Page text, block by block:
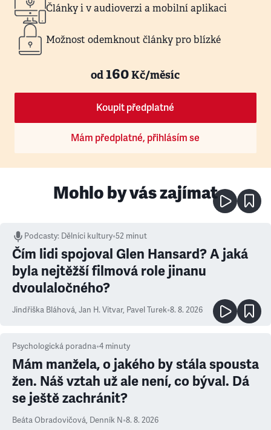
Články i v audioverzi a mobilní aplikaci
Možnost odemknout články pro blízké
od160Kč/měsíc
Koupit předplatné
Mám předplatné, přihlásím se
Mohlo by vás zajímat
Podcasty: Dělníci kultury•52 minut
Čím lidi spojoval Glen Hansard? A jaká
byla nejtěžší filmová role jinanu
dvoulaločného?
Jindřiška Bláhová, Jan H. Vitvar, Pavel Turek•8. 8. 2026
Psychologická poradna•4 minuty
Mám manžela, o jakého by stála spousta
žen. Náš vztah už ale není, co býval. Dá
se ještě zachránit?
Beáta Obradovičová, Denník N•8. 8. 2026